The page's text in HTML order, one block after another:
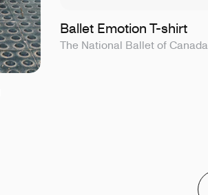
Ballet Emotion T-shirt
The National Ballet of Canada